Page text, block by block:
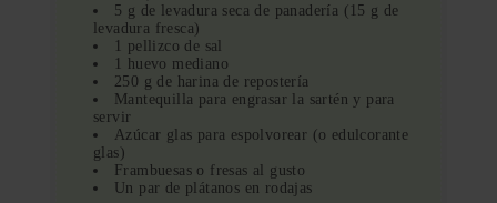
5 g de levadura seca de panadería (15 g de
levadura fresca)
1 pellizco de sal
1 huevo mediano
250 g de harina de repostería
Mantequilla para engrasar la sartén y para
servir
Azúcar glas para espolvorear (o edulcorante
glas)
Frambuesas o fresas al gusto
Un par de plátanos en rodajas